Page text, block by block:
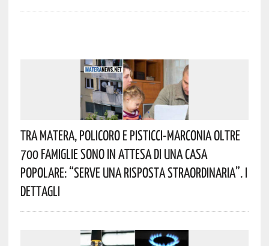
Tra Matera, Policoro E Pisticci-Marconia Oltre
700 Famiglie Sono In Attesa Di Una Casa
Popolare: “serve Una Risposta Straordinaria”. I
Dettagli